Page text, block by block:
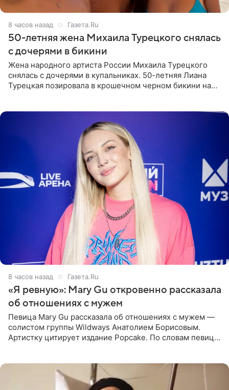
8 часов назад Газета.Ru
50-летняя жена Михаила Турецкого снялась
с дочерями в бикини
Жена народного артиста России Михаила Турецкого
снялась с дочерями в купальниках. 50-летняя Лиана
Турецкая позировала в крошечном черном бикини на
8 часов назад Газета.Ru
«Я ревную»: Mary Gu откровенно рассказала
об отношениях с мужем
Певица Mary Gu рассказала об отношениях с мужем —
солистом группы Wildways Анатолием Борисовым.
Артистку цитирует издание Popcake. По словам певицы,